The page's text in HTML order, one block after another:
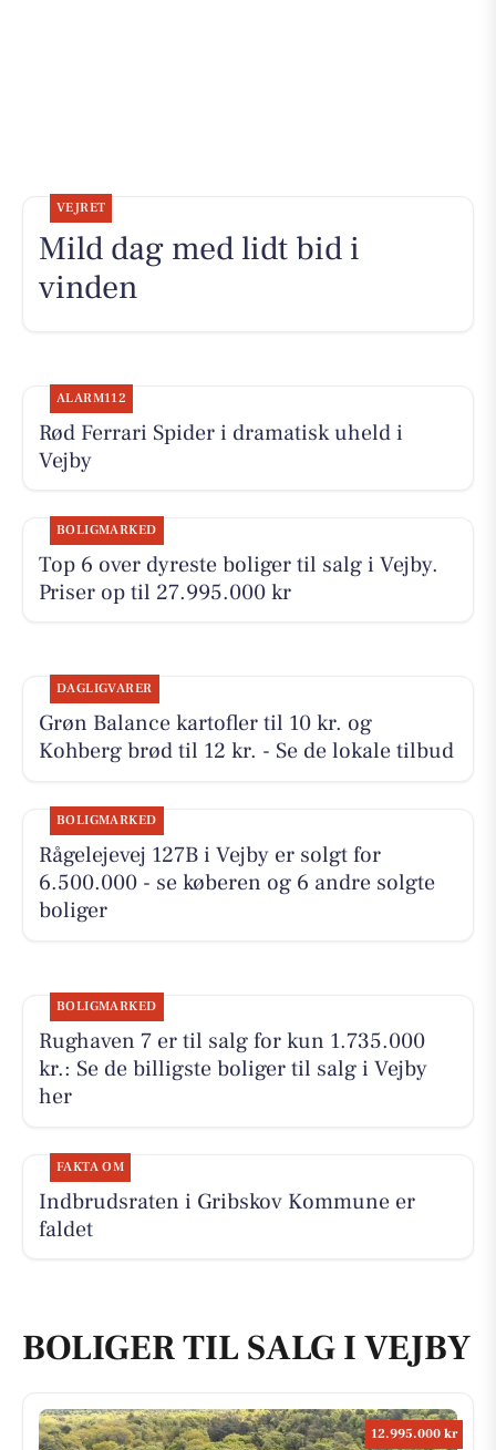
VEJRET
Mild dag med lidt bid i
vinden
ALARM112
Rød Ferrari Spider i dramatisk uheld i
Vejby
BOLIGMARKED
Top 6 over dyreste boliger til salg i Vejby.
Priser op til 27.995.000 kr
DAGLIGVARER
Grøn Balance kartofler til 10 kr. og
Kohberg brød til 12 kr. - Se de lokale tilbud
BOLIGMARKED
Rågelejevej 127B i Vejby er solgt for
6.500.000 - se køberen og 6 andre solgte
boliger
BOLIGMARKED
Rughaven 7 er til salg for kun 1.735.000
kr.: Se de billigste boliger til salg i Vejby
her
FAKTA OM
Indbrudsraten i Gribskov Kommune er
faldet
BOLIGER TIL SALG I VEJBY
12.995.000 kr